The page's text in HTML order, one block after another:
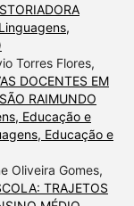
Linguagens,
Torres Flores,
DOCENTES EM
RAIMUNDO
Educação e
Educação e
Oliveira Gomes,
TRAJETOS